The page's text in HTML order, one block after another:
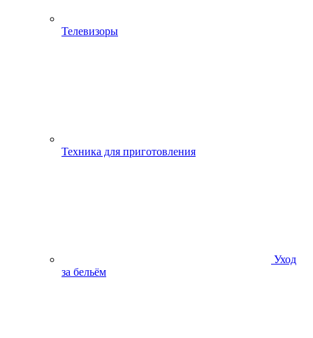
Телевизоры
Техника для приготовления
Уход
за бельём